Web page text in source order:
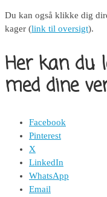
Du kan også klikke dig
kager (link til oversigt).
Her kan du
med dine
Facebook
Pinterest
X
LinkedIn
WhatsApp
Email